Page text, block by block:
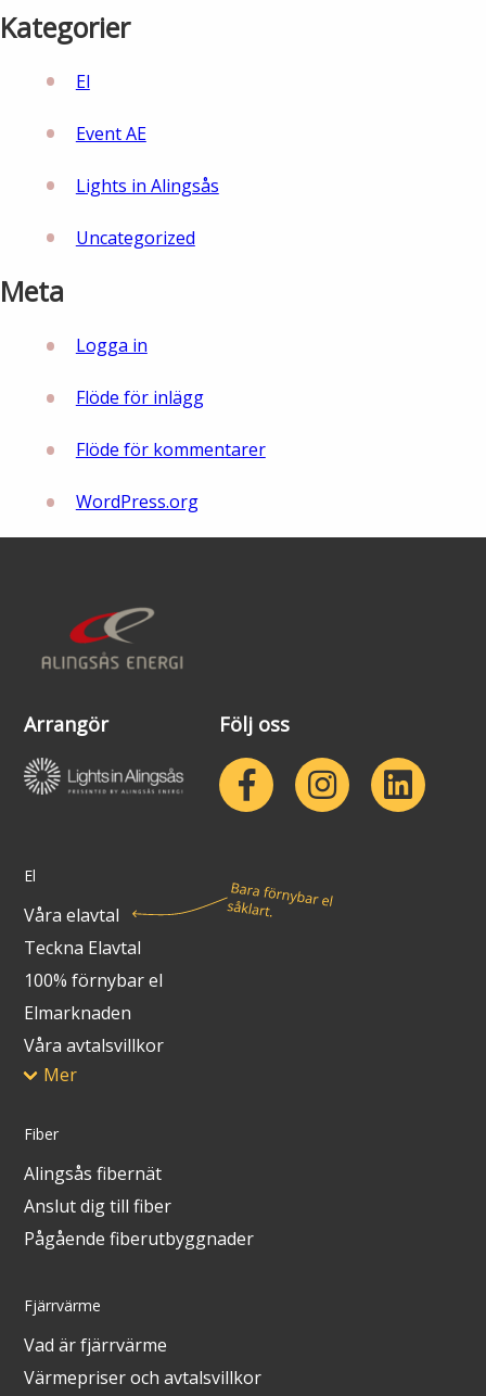
Kategorier
El
Event AE
Lights in Alingsås
Uncategorized
Meta
Logga in
Flöde för inlägg
Flöde för kommentarer
WordPress.org
Arrangör Följ oss
El
Våra elavtal
Teckna Elavtal
100% förnybar el
Elmarknaden
Våra avtalsvillkor
Mer
Fiber
Alingsås fibernät
Anslut dig till fiber
Pågående fiberutbyggnader
Fjärrvärme
Vad är fjärrvärme
Värmepriser och avtalsvillkor